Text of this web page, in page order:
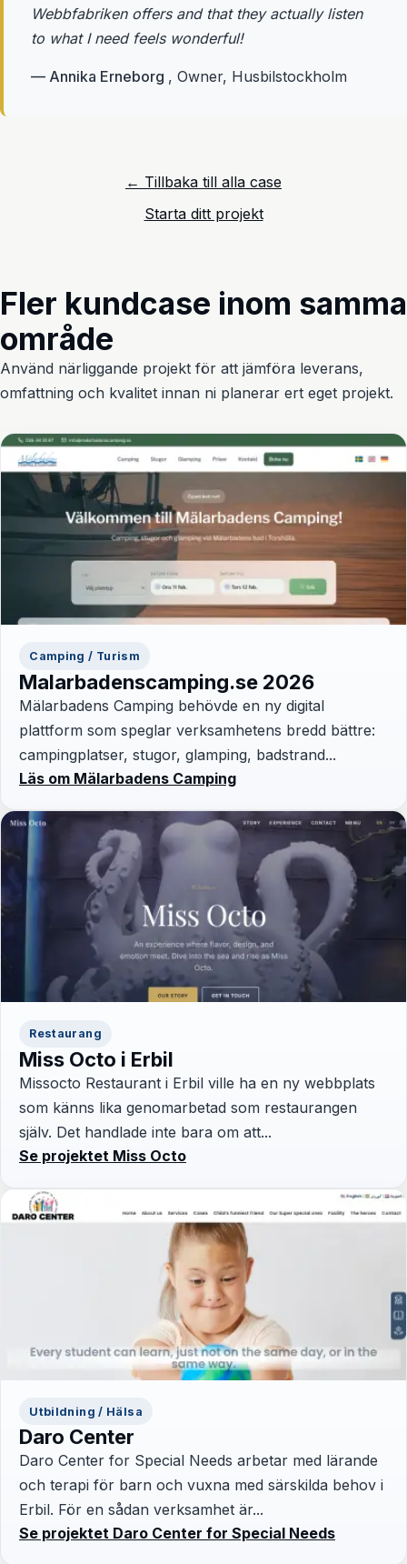
Webbfabriken offers and that they actually listen
to what I need feels wonderful!
— Annika Erneborg , Owner, Husbilstockholm
← Tillbaka till alla case
Starta ditt projekt
Fler kundcase inom samma
område
Använd närliggande projekt för att jämföra leverans,
omfattning och kvalitet innan ni planerar ert eget projekt.
Camping / Turism
Malarbadenscamping.se 2026
Mälarbadens Camping behövde en ny digital
plattform som speglar verksamhetens bredd bättre:
campingplatser, stugor, glamping, badstrand...
Läs om Mälarbadens Camping
Restaurang
Miss Octo i Erbil
Missocto Restaurant i Erbil ville ha en ny webbplats
som känns lika genomarbetad som restaurangen
själv. Det handlade inte bara om att...
Se projektet Miss Octo
Utbildning / Hälsa
Daro Center
Daro Center for Special Needs arbetar med lärande
och terapi för barn och vuxna med särskilda behov i
Erbil. För en sådan verksamhet är...
Se projektet Daro Center for Special Needs